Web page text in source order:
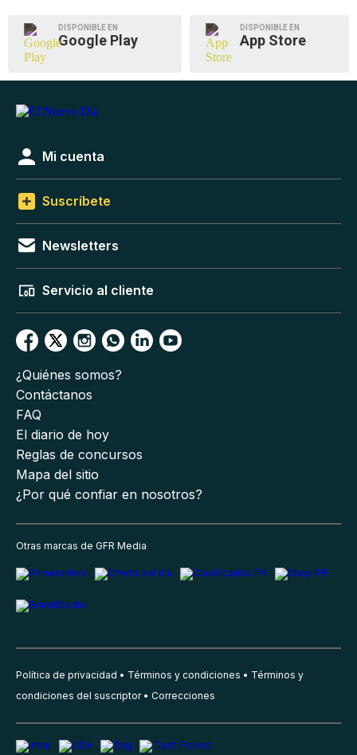
DISPONIBLE EN
Google Play
DISPONIBLE EN
App Store
Mi cuenta
Suscríbete
Newsletters
Servicio al cliente
¿Quiénes somos?
Contáctanos
FAQ
El diario de hoy
Reglas de concursos
Mapa del sitio
¿Por qué confiar en nosotros?
Otras marcas de GFR Media
Política de privacidad Términos y condiciones
Términos y
condiciones del suscriptor
Correcciones